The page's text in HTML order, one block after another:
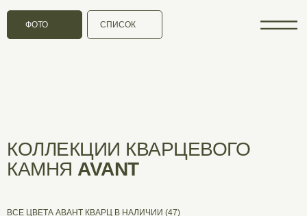
ФОТО СПИСОК
КОЛЛЕКЦИИ КВАРЦЕВОГО
КАМНЯ AVANT
ВСЕ ЦВЕТА АВАНТ КВАРЦ В НАЛИЧИИ (47)